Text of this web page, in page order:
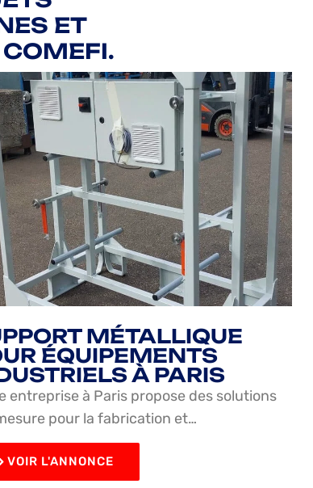
ET
MÉTALLIQUE
ÉQUIPEMENTS
À PARIS
entreprise à Paris propose des solutions
pour la fabrication et…
VOIR L'ANNONCE